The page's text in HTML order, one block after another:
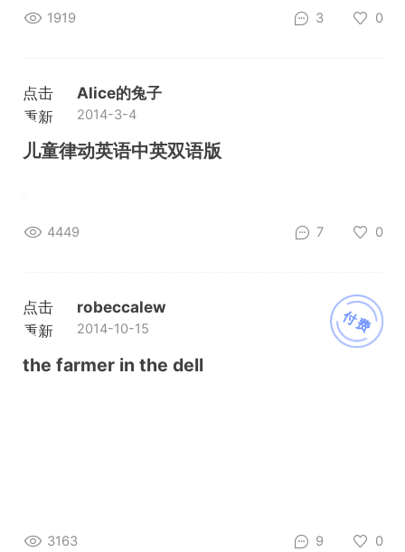
1919 3 0
点击
重新
加载
Alice的兔子
2014-3-4
儿童律动英语中英双语版
4449 7 0
付费
点击
重新
加载
robeccalew
2014-10-15
the farmer in the dell
3163 9 0